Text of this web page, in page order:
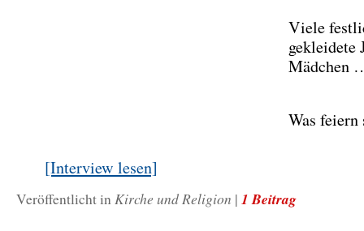
Viele
gekleidete
Mädchen
Was feiern
[Interview lesen]
Veröffentlicht inKirche und Religion | 1 Beitrag